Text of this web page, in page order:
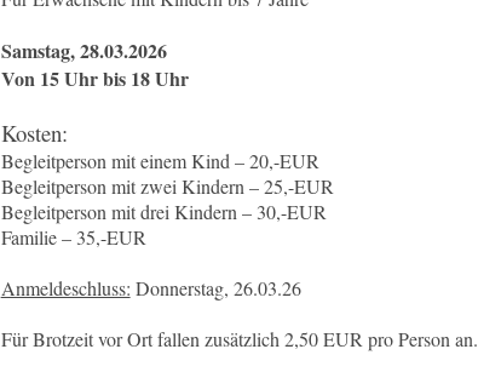
Samstag, 28.03.2026
Von 15 Uhr bis 18 Uhr
Kosten:
Begleitperson mit einem Kind – 20,-EUR
Begleitperson mit zwei Kindern – 25,-EUR
Begleitperson mit drei Kindern – 30,-EUR
Familie – 35,-EUR
Anmeldeschluss: Donnerstag, 26.03.26
Für Brotzeit vor Ort fallen zusätzlich 2,50 EUR pro Person an.